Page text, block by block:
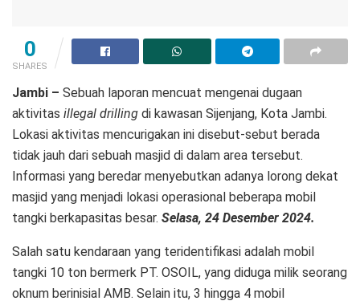
0
SHARES
Jambi – Sebuah laporan mencuat mengenai dugaan
aktivitas illegal drilling di kawasan Sijenjang, Kota Jambi.
Lokasi aktivitas mencurigakan ini disebut-sebut berada
tidak jauh dari sebuah masjid di dalam area tersebut.
Informasi yang beredar menyebutkan adanya lorong dekat
masjid yang menjadi lokasi operasional beberapa mobil
tangki berkapasitas besar. Selasa, 24 Desember 2024.
Salah satu kendaraan yang teridentifikasi adalah mobil
tangki 10 ton bermerk PT. OSOIL, yang diduga milik seorang
oknum berinisial AMB. Selain itu, 3 hingga 4 mobil